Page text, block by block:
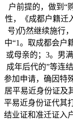
户前提的，做到“
性，《成都户籍迁
号)仍然继续施行
中“1。取成都会户
或母亲的；3。男
成年后代的”等连
参加申请，确因特
居平易近身份证及
平易近身份证代其
结业证和准迁证入